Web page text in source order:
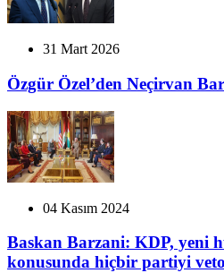
31 Mart 2026
Özgür Özel’den Neçirvan
04 Kasım 2024
Baskan Barzani: KDP, yeni
konusunda hiçbir partiyi veto